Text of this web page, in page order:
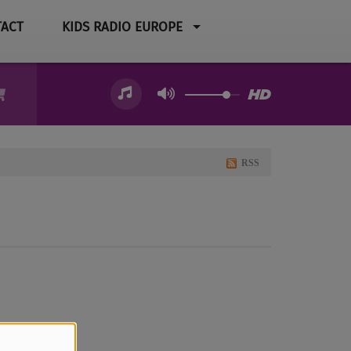
KIDS RADIO EUROPE
RSS